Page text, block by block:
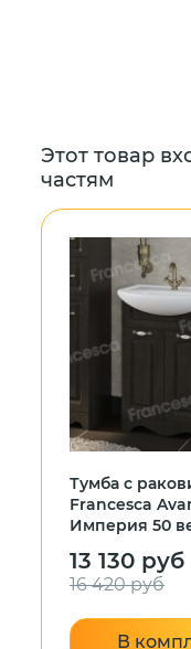
Этот товар
частям
Тумба с
Francesca
Империя 50
подсветкой
Уют 50)
13 130 руб
16 420 руб
В